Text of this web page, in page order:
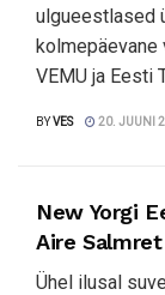
ulgueestlased
VEMU ja Eesti
BYVES 20. JUUNI
New Yorgi
Aire Salmret
Ühel ilusal